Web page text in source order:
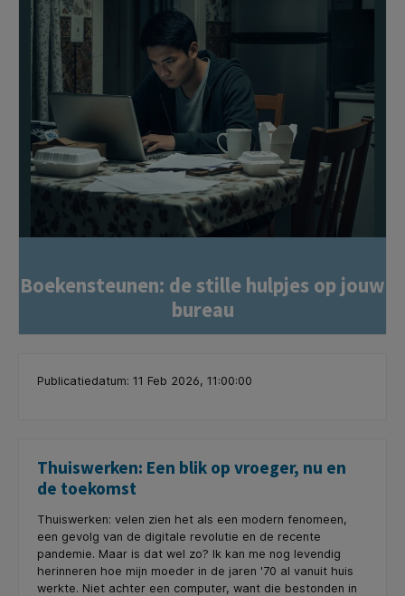
Boekensteunen: de stille hulpjes op jouw
bureau
Publicatiedatum: 11 Feb 2026, 11:00:00
Thuiswerken: Een blik op vroeger, nu en
de toekomst
Thuiswerken: velen zien het als een modern fenomeen,
een gevolg van de digitale revolutie en de recente
pandemie. Maar is dat wel zo? Ik kan me nog levendig
herinneren hoe mijn moeder in de jaren '70 al vanuit huis
werkte. Niet achter een computer, want die bestonden in